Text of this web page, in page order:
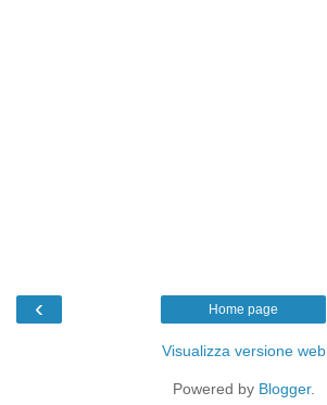
‹ Home page
Visualizza versione web
Powered by Blogger.